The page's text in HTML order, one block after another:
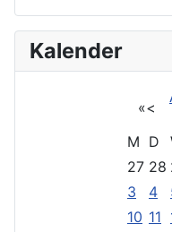
Kalender
«<
M D
27 28
3
4
10 11